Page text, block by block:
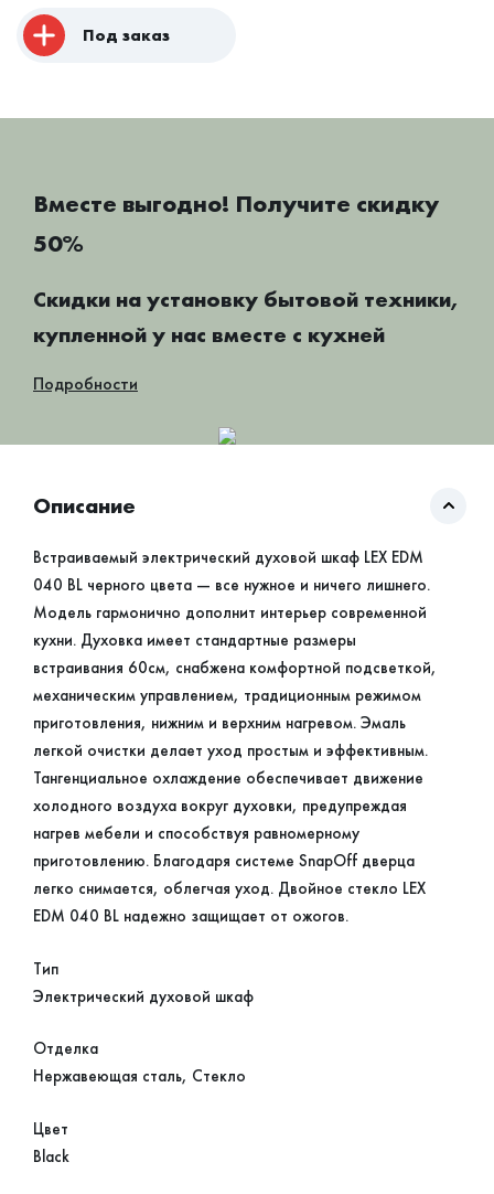
Под заказ
Вместе выгодно! Получите скидку
50%
Скидки на установку бытовой техники,
купленной у нас вместе с кухней
Подробности
Описание
Встраиваемый электрический духовой шкаф LEX EDM
040 BL черного цвета — все нужное и ничего лишнего.
Модель гармонично дополнит интерьер современной
кухни. Духовка имеет стандартные размеры
встраивания 60см, снабжена комфортной подсветкой,
механическим управлением, традиционным режимом
приготовления, нижним и верхним нагревом. Эмаль
легкой очистки делает уход простым и эффективным.
Тангенциальное охлаждение обеспечивает движение
холодного воздуха вокруг духовки, предупреждая
нагрев мебели и способствуя равномерному
приготовлению. Благодаря системе SnapOff дверца
легко снимается, облегчая уход. Двойное стекло LEX
EDM 040 BL надежно защищает от ожогов.
Тип
Электрический духовой шкаф
Отделка
Нержавеющая сталь, Стекло
Цвет
Black